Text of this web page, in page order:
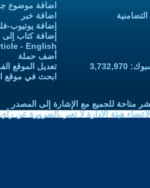
اضافة موضوع
اضافة خبر
إضافة يوتيوب-
إضافة كتاب إلى
- English
أضف حملة
تعديل الموقع
ابحث في موقع
متاحة للجميع مع الإشارة إلى المصدر
هيئة الادارة لا تعبر بالضرورة عن